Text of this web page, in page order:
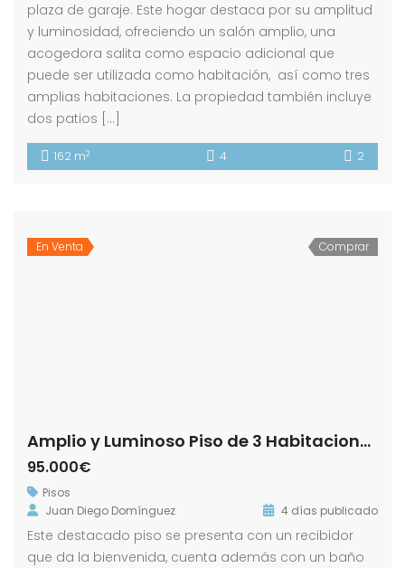
plaza de garaje. Este hogar destaca por su amplitud
y luminosidad, ofreciendo un salón amplio, una
acogedora salita como espacio adicional que
puede ser utilizada como habitación, así como tres
amplias habitaciones. La propiedad también incluye
dos patios […]
162 m2 4 2
En Venta Comprar
Amplio y Luminoso Piso de 3 Habitaciones en Zona Puerta Sevilla! Morón de la Frontera !
95.000€
Pisos
Juan Diego Domínguez
4 días publicado
Este destacado piso se presenta con un recibidor
que da la bienvenida, cuenta además con un baño